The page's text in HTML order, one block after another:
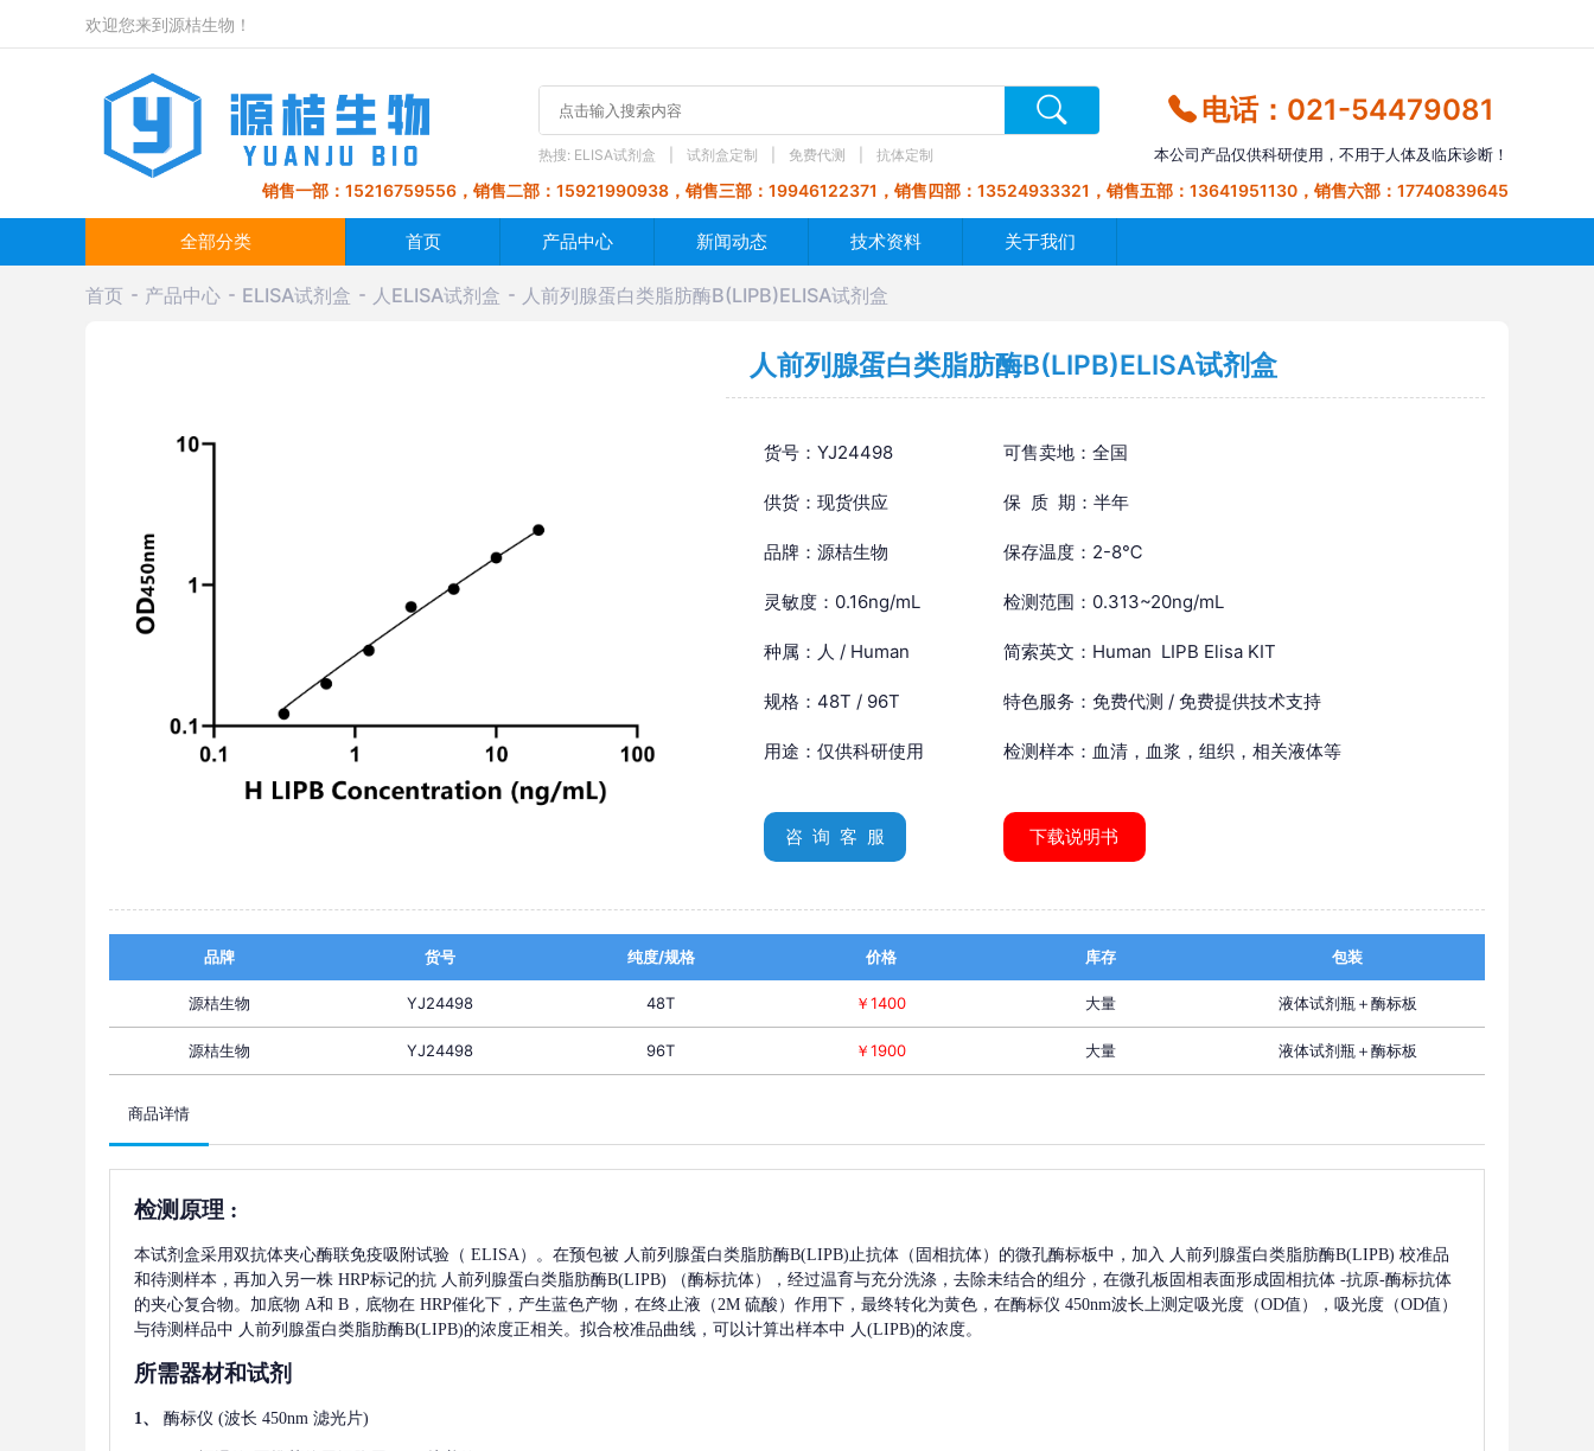
欢迎您来到源桔生物！
热搜: ELISA试剂盒 试剂盒定制 免费代测 抗体定制
电话：021-54479081
本公司产品仅供科研使用，不用于人体及临床诊断！
销售一部：15216759556，销售二部：15921990938，销售三部：19946122371，销售四部：13524933321，销售五部：13641951130，销售六部：17740839645
全部分类 首页 产品中心 新闻动态 技术资料 关于我们
首页 产品中心 ELISA试剂盒 人ELISA试剂盒 人前列腺蛋白类脂肪酶B(LIPB)ELISA试剂盒
人前列腺蛋白类脂肪酶B(LIPB)ELISA试剂盒
货号：YJ24498 可售卖地：全国
供货：现货供应 保 质 期：半年
品牌：源桔生物 保存温度：2-8℃
灵敏度：0.16ng/mL 检测范围：0.313~20ng/mL
种属：人 / Human 简索英文：Human LIPB Elisa KIT
规格：48T / 96T 特色服务：免费代测 / 免费提供技术支持
用途：仅供科研使用 检测样本：血清，血浆，组织，相关液体等
咨 询 客 服 下载说明书
品牌 货号 纯度/规格 价格 库存 包装
源桔生物 YJ24498 48T ￥1400 大量 液体试剂瓶＋酶标板
源桔生物 YJ24498 96T ￥1900 大量 液体试剂瓶＋酶标板
商品详情
检测原理 :
本试剂盒采用双抗体夹心酶联免疫吸附试验（ ELISA）。在预包被 人前列腺蛋白类脂肪酶B(LIPB)止抗体（固相抗体）的微孔酶标板中，加入 人前列腺蛋白类脂肪酶B(LIPB) 校准品
和待测样本，再加入另一株 HRP标记的抗 人前列腺蛋白类脂肪酶B(LIPB) （酶标抗体），经过温育与充分洗涤，去除未结合的组分，在微孔板固相表面形成固相抗体 -抗原-酶标抗体
的夹心复合物。加底物 A和 B，底物在 HRP催化下，产生蓝色产物，在终止液（2M 硫酸）作用下，最终转化为黄色，在酶标仪 450nm波长上测定吸光度（OD值），吸光度（OD值）
与待测样品中 人前列腺蛋白类脂肪酶B(LIPB)的浓度正相关。拟合校准品曲线，可以计算出样本中 人(LIPB)的浓度。
所需器材和试剂
1、 酶标仪 (波长 450nm 滤光片)